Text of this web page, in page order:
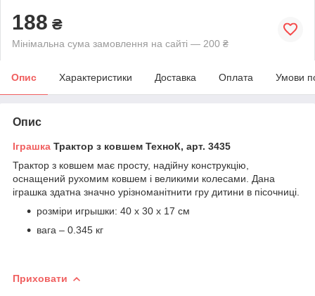
188 ₴
Мінімальна сума замовлення на сайті — 200 ₴
Опис Характеристики Доставка Оплата Умови
Опис
Іграшка Трактор з ковшем ТехноК, арт. 3435
Трактор з ковшем має просту, надійну конструкцію,
оснащений рухомим ковшем і великими колесами. Дана
іграшка здатна значно урізноманітнити гру дитини в пісочниці.
розміри игрышки: 40 х 30 х 17 см
вага – 0.345 кг
Приховати